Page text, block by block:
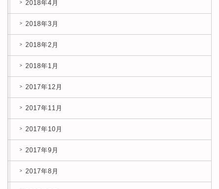
2018年4月
2018年3月
2018年2月
2018年1月
2017年12月
2017年11月
2017年10月
2017年9月
2017年8月